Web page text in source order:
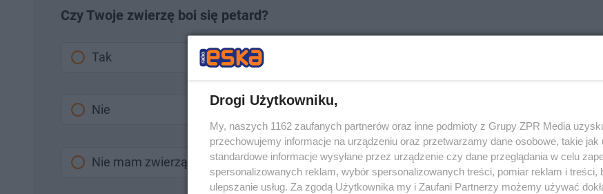
Czy Twoje zwierzę boi się petard?
Tak
Nie
Nie mam zwierząt
Drogi Użytkowniku,
My, naszych 1162 zaufanych partnerów oraz inne podmioty z Grupy ZPR Media
przechowujemy informacje na urządzeniu oraz przetwarzamy dane osobowe, takie jak
standardowe informacje wysyłane przez urządzenie czy dane przeglądania w celu
spersonalizowanych reklam, wybór spersonalizowanych treści, pomiar reklam i treści,
ulepszanie usług. Za zgodą Użytkownika my i Zaufani Partnerzy możemy używać